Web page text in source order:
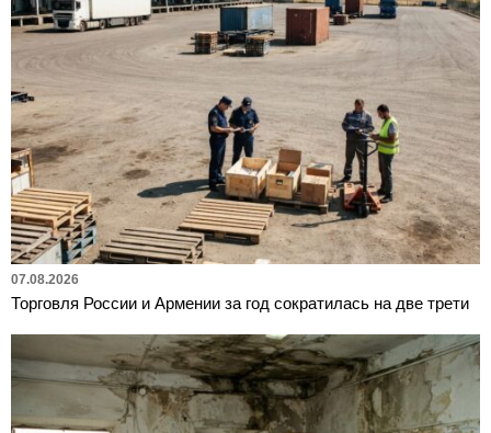
07.08.2026
Торговля России и Армении за год сократилась на две трети